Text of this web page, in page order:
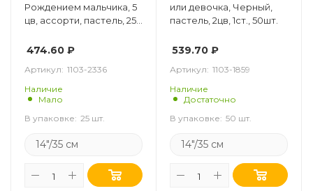
Рождением мальчика, 5
цв, ассорти, пастель, 25
474.60 ₽
Артикул: 1103-2336
Наличие
Мало
В упаковке: 25 шт.
14"/35 см
или девочка, Черный,
пастель, 2цв, 1ст., 50шт.
539.70 ₽
Артикул: 1103-1859
Наличие
Достаточно
В упаковке: 50 шт.
14"/35 см